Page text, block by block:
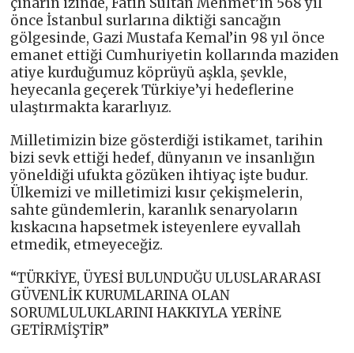
önce İstanbul surlarına diktiği sancağın
gölgesinde, Gazi Mustafa Kemal’in 98 yıl önce
emanet ettiği Cumhuriyetin kollarında maziden
atiye kurduğumuz köprüyü aşkla, şevkle,
heyecanla geçerek Türkiye’yi hedeflerine
ulaştırmakta kararlıyız.
Milletimizin bize gösterdiği istikamet, tarihin
bizi sevk ettiği hedef, dünyanın ve insanlığın
yöneldiği ufukta gözüken ihtiyaç işte budur.
Ülkemizi ve milletimizi kısır çekişmelerin,
sahte gündemlerin, karanlık senaryoların
kıskacına hapsetmek isteyenlere eyvallah
etmedik, etmeyeceğiz.
“TÜRKİYE, ÜYESİ BULUNDUĞU ULUSLARARASI
GÜVENLİK KURUMLARINA OLAN
SORUMLULUKLARINI HAKKIYLA YERİNE
GETİRMİŞTİR”